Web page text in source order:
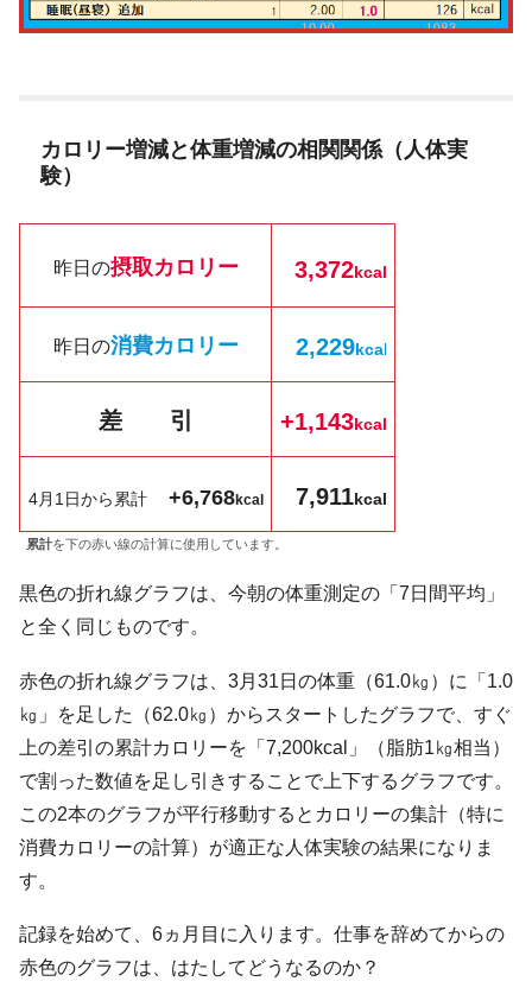
カロリー増減と体重増減の相関関係（人体実
験）
昨日の摂取カロリー 3,372kcal
昨日の消費カロリー 2,229kcal
差 引 +1,143kcal
4月1日から累計 +6,768kcal 7,911kcal
累計を下の赤い線の計算に使用しています。
黒色の折れ線グラフは、今朝の体重測定の「7日間平均」
と全く同じものです。
赤色の折れ線グラフは、3月31日の体重（61.0㎏）に「1.0
㎏」を足した（62.0㎏）からスタートしたグラフで、すぐ
上の差引の累計カロリーを「7,200kcal」（脂肪1㎏相当）
で割った数値を足し引きすることで上下するグラフです。
この2本のグラフが平行移動するとカロリーの集計（特に
消費カロリーの計算）が適正な人体実験の結果になりま
す。
記録を始めて、6ヵ月目に入ります。仕事を辞めてからの
赤色のグラフは、はたしてどうなるのか？